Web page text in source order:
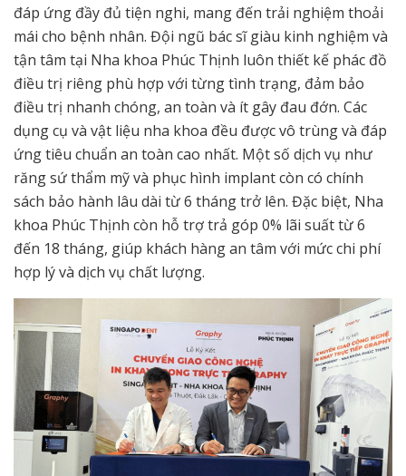
đáp ứng đầy đủ tiện nghi, mang đến trải nghiệm thoải
mái cho bệnh nhân. Đội ngũ bác sĩ giàu kinh nghiệm và
tận tâm tại Nha khoa Phúc Thịnh luôn thiết kế phác đồ
điều trị riêng phù hợp với từng tình trạng, đảm bảo
điều trị nhanh chóng, an toàn và ít gây đau đớn. Các
dụng cụ và vật liệu nha khoa đều được vô trùng và đáp
ứng tiêu chuẩn an toàn cao nhất. Một số dịch vụ như
răng sứ thẩm mỹ và phục hình implant còn có chính
sách bảo hành lâu dài từ 6 tháng trở lên. Đặc biệt, Nha
khoa Phúc Thịnh còn hỗ trợ trả góp 0% lãi suất từ 6
đến 18 tháng, giúp khách hàng an tâm với mức chi phí
hợp lý và dịch vụ chất lượng.